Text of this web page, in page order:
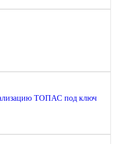
ТОПАС под ключ